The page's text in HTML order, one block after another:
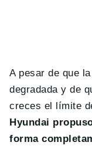
A pesar de que
degradada y de
creces el límite
Hyundai
forma